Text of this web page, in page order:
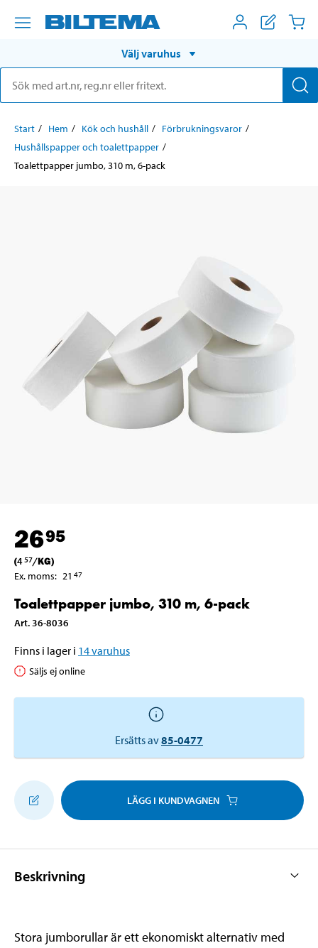
Välj varuhus
Start Hem Kök och hushåll
Förbrukningsvaror
Hushållspapper och toalettpapper
Toalettpapper jumbo, 310 m, 6-pack
2695
(457/KG)
Ex. moms: 21 47
Toalettpapper jumbo, 310 m, 6-pack
Art. 36-8036
Finns i lager i 14varuhus
Säljs ej online
Ersätts av85-0477
LÄGG I KUNDVAGNEN
Beskrivning
Stora jumborullar är ett ekonomiskt alternativ med